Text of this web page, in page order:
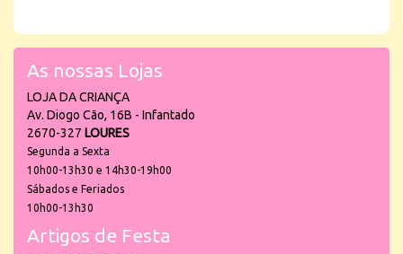
As nossas Lojas
LOJA DA CRIANÇA
Av. Diogo Cão, 16B - Infantado
2670-327 LOURES
Segunda a Sexta
10h00-13h30 e 14h30-19h00
Sábados e Feriados
10h00-13h30
Artigos de Festa